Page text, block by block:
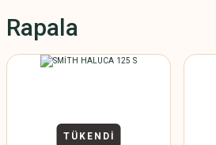
Rapala
TÜKENDİ